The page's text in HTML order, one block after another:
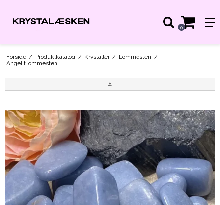
0
Forside / Produktkatalog / Krystaller / Lommesten /
Angelit lommesten